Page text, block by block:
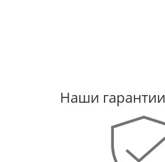
Наши гарантии